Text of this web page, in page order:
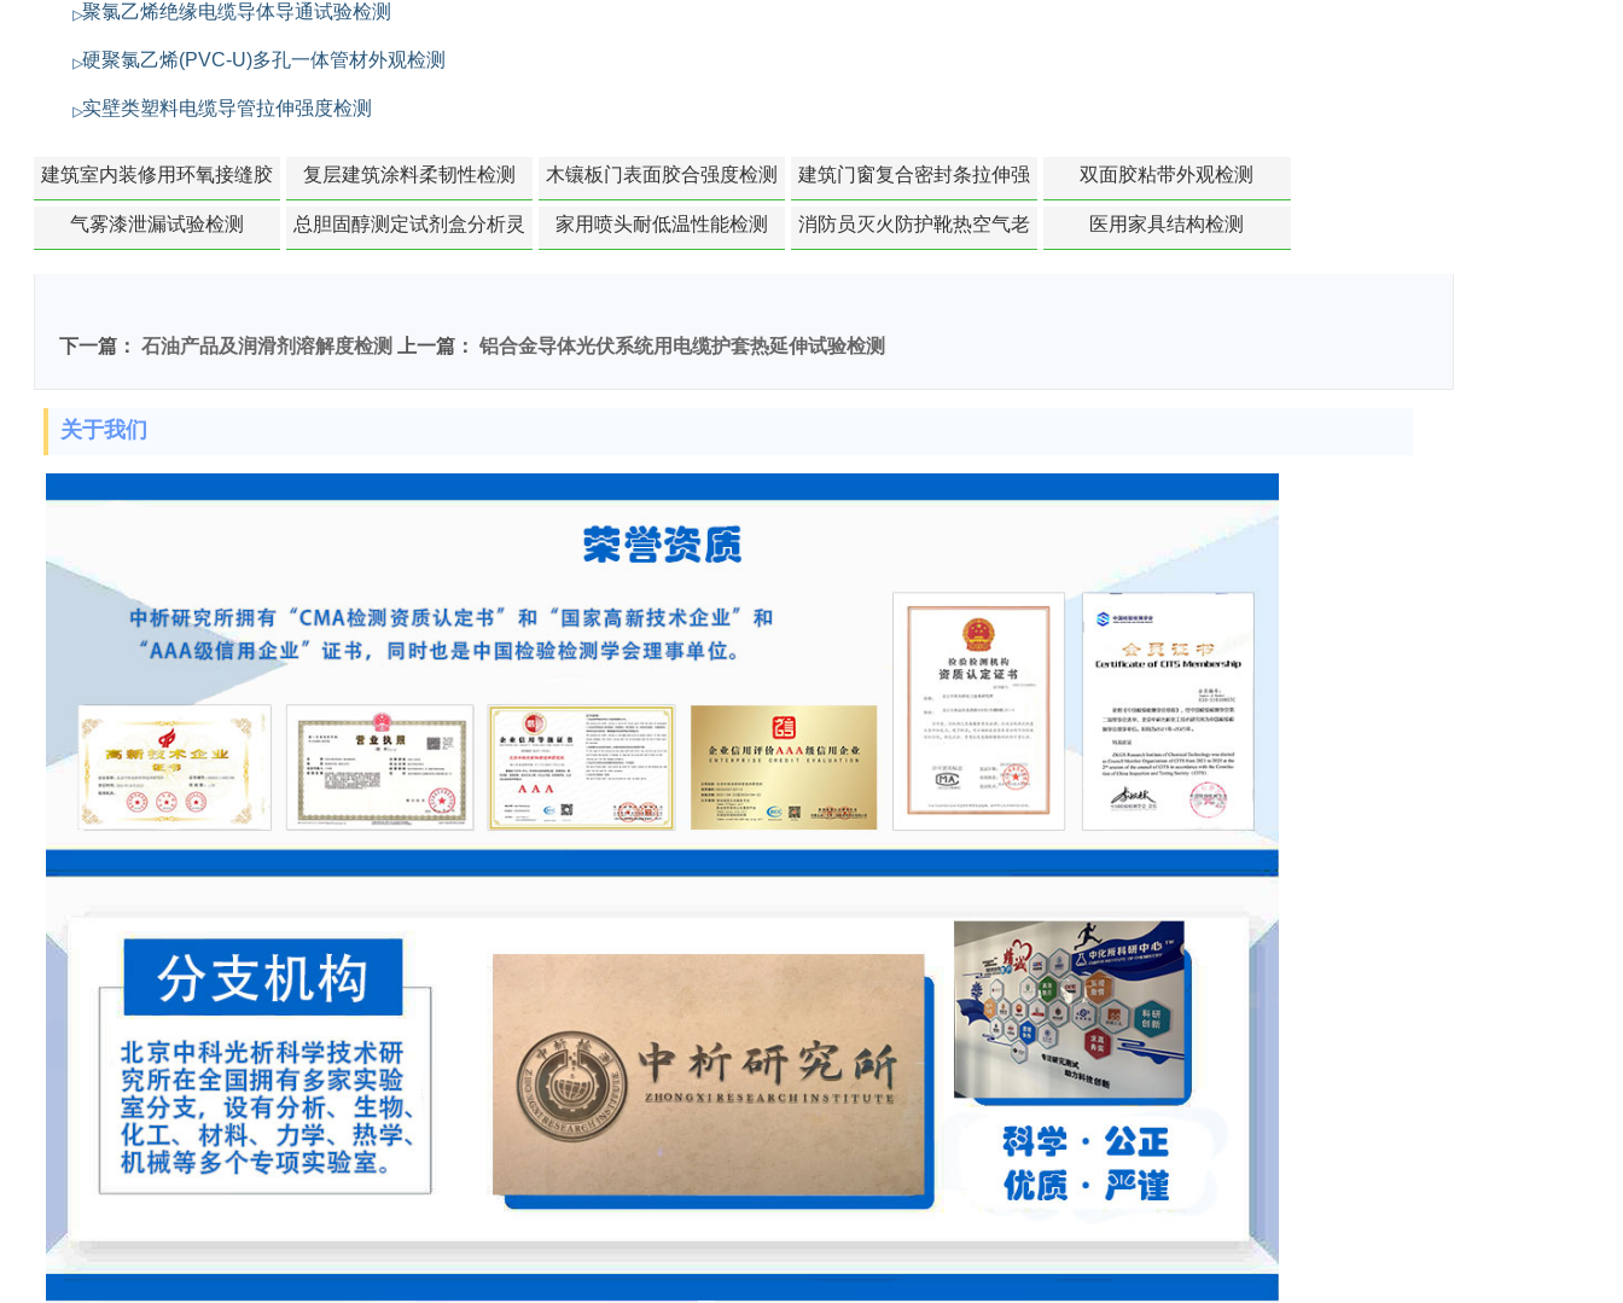
聚氯乙烯绝缘电缆导体导通试验检测
硬聚氯乙烯(PVC-U)多孔一体管材外观检测
实壁类塑料电缆导管拉伸强度检测
建筑室内装修用环氧接缝胶
苯含量检测
复层建筑涂料柔韧性检测 木镶板门表面胶合强度检测
建筑门窗复合密封条拉伸强
度-硬质塑料材料检测
双面胶粘带外观检测
气雾漆泄漏试验检测
总胆固醇测定试剂盒分析灵
家用喷头耐低温性能检测
消防员灭火防护靴热空气老
医用家具结构检测
下一篇： 石油产品及润滑剂溶解度检测 上一篇： 铝合金导体光伏系统用电缆护套热延伸试验检测
关于我们